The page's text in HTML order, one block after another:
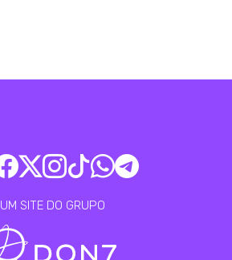
UM SITE DO GRUPO